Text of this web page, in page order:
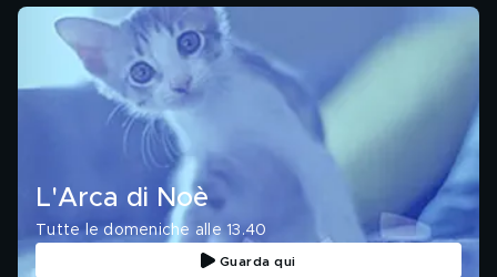
L'Arca di Noè
Tutte le domeniche alle 13.40
Guarda qui